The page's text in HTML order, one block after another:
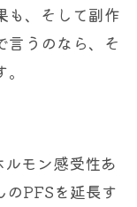
も、そして副作
言うのなら、そ
モン感受性あ
PFSを延長す